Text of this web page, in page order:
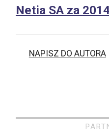
Netia SA za
NAPISZ DO AUTORA